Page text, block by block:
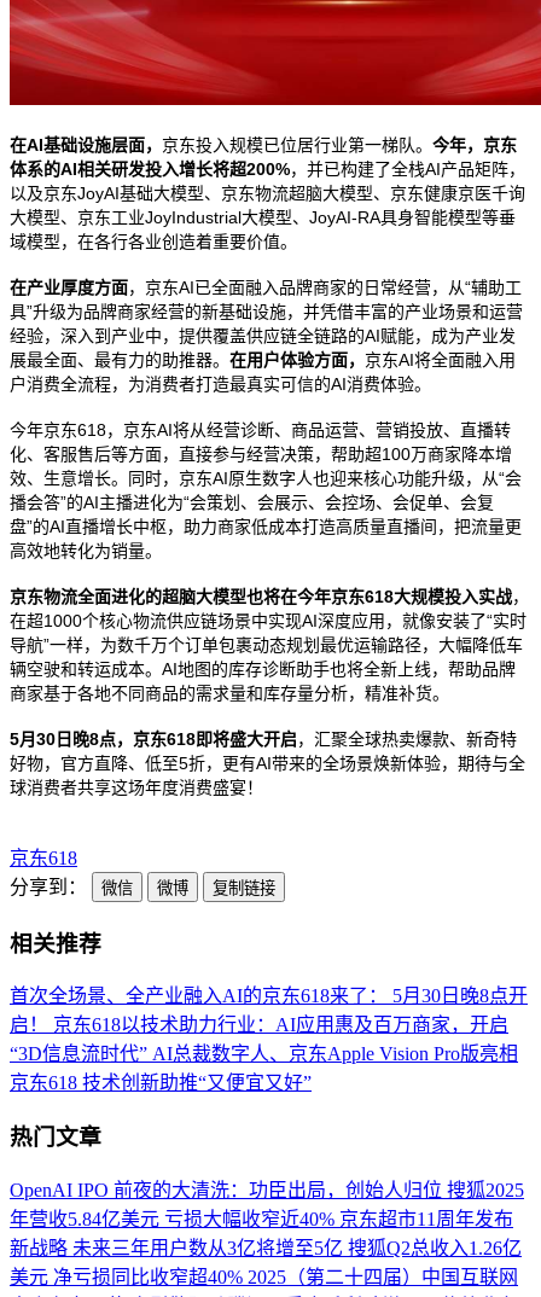
在AI基础设施层面， 京东投入规模已位居行业第一梯队。 今年，京东
体系的AI相关研发投入增长将超200%，并已构建了全栈AI产品矩阵，
以及京东JoyAI基础大模型、京东物流超脑大模型、京东健康京医千询
大模型、京东工业JoyIndustrial大模型、 JoyAI-RA具身智能模型等垂
域模型，在各行各业创造着重要价值。
在产业厚度方面，京东AI已全面融入品牌商家的日常经营，从“辅助工
具”升级为品牌商家经营的新基础设施，并凭借丰富的产业场景和运营
经验，深入到产业中，提供覆盖供应链全链路的AI赋能，成为产业发
展最全面、最有力的助推器。 在用户体验方面， 京东AI将全面融入用
户消费全流程，为消费者打造最真实可信的AI消费体验。
今年京东618，京东AI将从经营诊断、商品运营、营销投放、直播转
化、客服售后等方面，直接参与经营决策，帮助超100万商家降本增
效、生意增长。同时，京东AI原生数字人也迎来核心功能升级，从“会
播会答”的AI主播进化为“会策划、会展示、会控场、会促单、会复
盘”的AI直播增长中枢，助力商家低成本打造高质量直播间，把流量更
高效地转化为销量。
京东物流全面进化的超脑大模型也将在今年京东618大规模投入实战，
在超1000个核心物流供应链场景中实现AI深度应用，就像安装了“实时
导航”一样，为数千万个订单包裹动态规划最优运输路径，大幅降低车
辆空驶和转运成本。 AI地图的库存诊断助手也将全新上线，帮助品牌
商家基于各地不同商品的需求量和库存量分析，精准补货。
5月30 日晚8点，京东618即将盛大开启，汇聚全球热卖爆款、新奇特
好物，官方直降、低至5折，更有AI带来的全场景焕新体验，期待与全
球消费者共享这场年度消费盛宴！
京东618
分享到：
微信 微博 复制链接
相关推荐
首次全场景、全产业融入AI的京东618来了： 5月30日晚8点开
启！
京东618以技术助力行业：AI应用惠及百万商家，开启
“3D信息流时代” AI总裁数字人、京东Apple Vision Pro版亮相
京东618 技术创新助推“又便宜又好”
热门文章
OpenAI IPO 前夜的大清洗：功臣出局，创始人归位 搜狐2025
年营收5.84亿美元 亏损大幅收窄近40% 京东超市11周年发布
新战略 未来三年用户数从3亿将增至5亿 搜狐Q2总收入1.26亿
美元 净亏损同比收窄超40% 2025（第二十四届）中国互联网